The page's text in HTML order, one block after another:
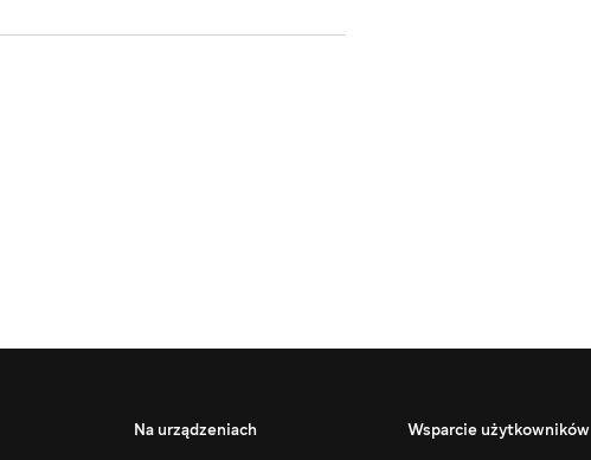
Na urządzeniach
Wsparcie użytkowników